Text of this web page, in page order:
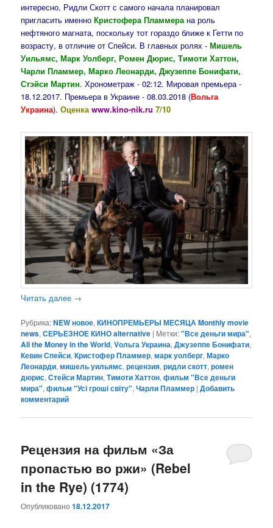
интересно, Ридли Скотт с самого начала планировал
пригласить именноКристофера Пламмерана роль
нефтяного магната, поскольку тот гораздо ближе к Гетти по
возрасту, в отличие от Спейси. В главных ролях -Мишель
Уильямс, Марк Уолберг, Ромен Дюрис, Тимоти Хаттон,
Чарли Пламмер, Марко Леонарди, Джузеппе Бонифати,
Стэйси Мартин. Хронометраж - 02:12. Мировая премьера -
18.12.2017. Премьера в Украине - 08.03.2018 (Вольга
Украина).Оценкаwww.kino-nik.ru 7/10
Читать далее →
Рубрика:NEW новое,КИНОПРЕМЬЕРЫ МЕСЯЦА Monthly movie
news,СЕРЬЕЗНОЕ КИНО alternative | Метки:"Все деньги мира",
All the Money in the World,Vольга Украина,Джузеппе Бонифати,
Кевин Спейси,Кристофер Пламмер,марк уолберг,Марко
Леонарди,мишель уильямс,рецензия,ридли скотт,ромен
дюрис,Стейси Мартин,Тимоти Хаттон,фильм "Все деньги
мира",фильм "Усі гроші світу",Чарли Пламмер |Добавить
комментарий
Рецензия на фильм «За
пропастью во ржи» (Rebel
in the Rye) (1774)
Опубликовано18.12.2017